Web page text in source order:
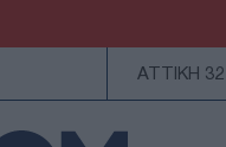
ΑΤΤΙΚΗ